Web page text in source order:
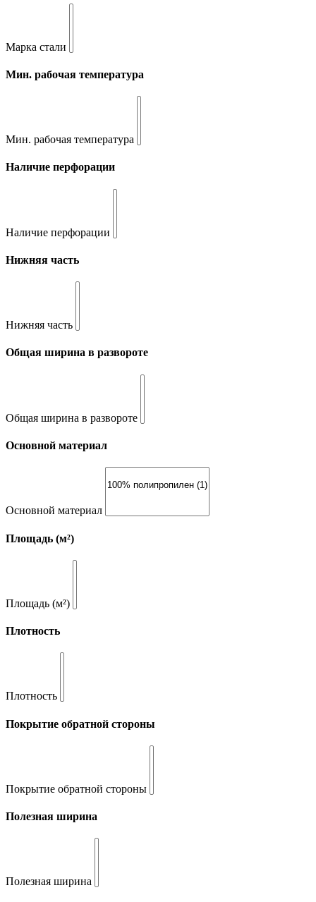
Марка стали
Мин. рабочая температура
Мин. рабочая температура
Наличие перфорации
Наличие перфорации
Нижняя часть
Нижняя часть
Общая ширина в развороте
Общая ширина в развороте
Основной материал
Основной материал
Площадь (м²)
Площадь (м²)
Плотность
Плотность
Покрытие обратной стороны
Покрытие обратной стороны
Полезная ширина
Полезная ширина